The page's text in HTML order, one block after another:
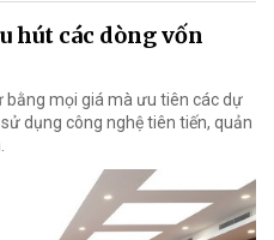
hút các dòng vốn
bằng mọi giá mà ưu tiên các dự
dụng công nghệ tiên tiến, quản